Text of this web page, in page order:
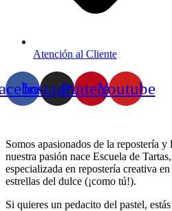
Atención al Cliente
InstagramPinterestYoutube
Somos apasionados de la repostería y
nuestra pasión nace Escuela de
especializada en repostería creativa
estrellas del dulce (¡como tú!).
Si quieres un pedacito del pastel,